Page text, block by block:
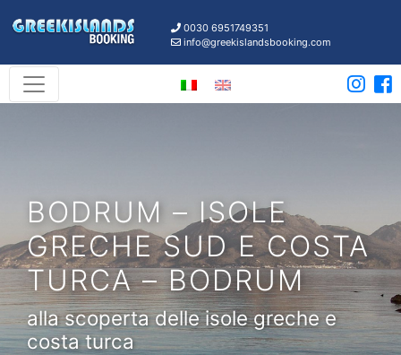
0030 6951749351
info@greekislandsbooking.com
BODRUM – ISOLE
GRECHE SUD E COSTA
TURCA – BODRUM
alla scoperta delle isole greche e
costa turca